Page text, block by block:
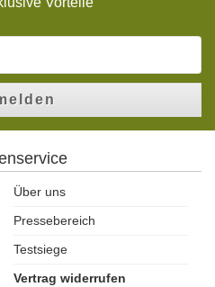
Über uns
Pressebereich
Testsiege
Vertrag widerrufen